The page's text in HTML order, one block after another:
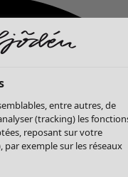
entre autres, de
(tracking) les
reposant sur votre
exemple sur les réseaux